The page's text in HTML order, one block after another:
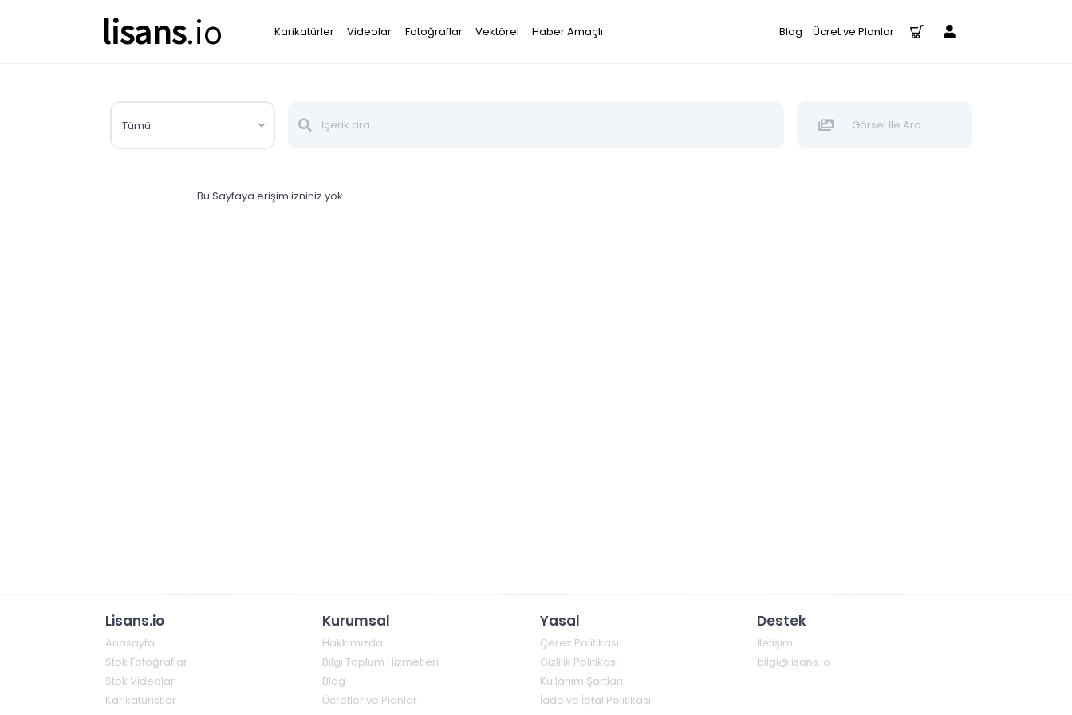
lisans.io Karikatürler Videolar Fotoğraflar Vektörel Haber Amaçlı Blog Ücret ve Planlar
Tümü Görsel İle Ara
Bu Sayfaya erişim izniniz yok
Lisans.io
Anasayfa
Stok Fotoğraflar
Stok Videolar
Karikatüristler
Kurumsal
Hakkımızda
Bilgi Toplum Hizmetleri
Blog
Ücretler ve Planlar
Yasal
Çerez Politikası
Gizlilik Politikası
Kullanım Şartları
İade ve İptal Politikası
Destek
İletişim
bilgi@lisans.io